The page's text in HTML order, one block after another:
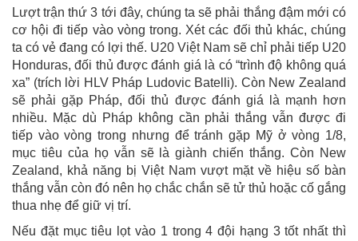
Lượt trận thứ 3 tới đây, chúng ta sẽ phải thắng đậm mới có
cơ hội đi tiếp vào vòng trong. Xét các đối thủ khác, chúng
ta có vẻ đang có lợi thế. U20 Việt Nam sẽ chỉ phải tiếp U20
Honduras, đối thủ được đánh giá là có “trình độ không quá
xa” (trích lời HLV Pháp Ludovic Batelli). Còn New Zealand
sẽ phải gặp Pháp, đối thủ được đánh giá là mạnh hơn
nhiều. Mặc dù Pháp không cần phải thắng vẫn được đi
tiếp vào vòng trong nhưng để tránh gặp Mỹ ở vòng 1/8,
mục tiêu của họ vẫn sẽ là giành chiến thắng. Còn New
Zealand, khả năng bị Việt Nam vượt mặt về hiệu số bàn
thắng vẫn còn đó nên họ chắc chắn sẽ tử thủ hoặc cố gắng
thua nhẹ để giữ vị trí.
Nếu đặt mục tiêu lọt vào 1 trong 4 đội hạng 3 tốt nhất thì